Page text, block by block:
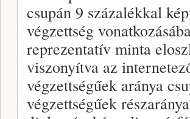
csupán 9 százalékkal
végzettség
reprezentatív minta
viszonyítva az
végzettségűek aránya
végzettségűek